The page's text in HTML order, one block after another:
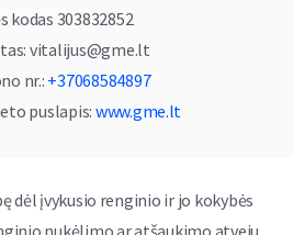
kodas303832852
: vitalijus@gme.lt
nr.: +37068584897
puslapis: www.gme.lt
dėl įvykusio renginio ir jo kokybės
nukėlimo ar atšaukimo atveju